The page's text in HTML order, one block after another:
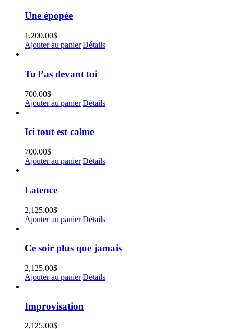
Une épopée
1,200.00$
Ajouter au panier Détails
Tu l’as devant toi
700.00$
Ajouter au panier Détails
Ici tout est calme
700.00$
Ajouter au panier Détails
Latence
2,125.00$
Ajouter au panier Détails
Ce soir plus que jamais
2,125.00$
Ajouter au panier Détails
Improvisation
2,125.00$